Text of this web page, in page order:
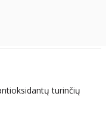
turinčių